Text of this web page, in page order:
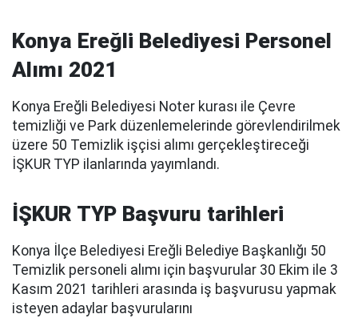
Konya Ereğli Belediyesi Personel
Alımı 2021
Konya Ereğli Belediyesi Noter kurası ile Çevre
temizliği ve Park düzenlemelerinde görevlendirilmek
üzere 50 Temizlik işçisi alımı gerçekleştireceği
İŞKUR TYP ilanlarında yayımlandı.
İŞKUR TYP Başvuru tarihleri
Konya İlçe Belediyesi Ereğli Belediye Başkanlığı 50
Temizlik personeli alımı için başvurular 30 Ekim ile 3
Kasım 2021 tarihleri arasında iş başvurusu yapmak
isteyen adaylar başvurularını